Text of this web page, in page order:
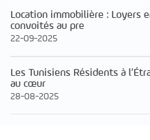
Location immobilière : Loyers
convoités au pre
22-09-2025
Les Tunisiens Résidents à
au cœur
28-08-2025